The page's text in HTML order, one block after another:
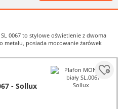
0067 to stylowe oświetlenie z dwoma
metalu, posiada mocowanie żarówek
- Sollux